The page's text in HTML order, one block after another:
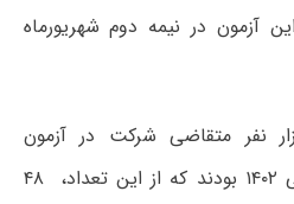
آزمون در نیمه دوم شهریورماه
است حدود ۷۰ هزار نفر متقاضی شرکت در آزمون
کارشناسی‌ ارشد علوم‌ پزشکی ۱۴۰۲ بودند که از این تعداد، ۴۸